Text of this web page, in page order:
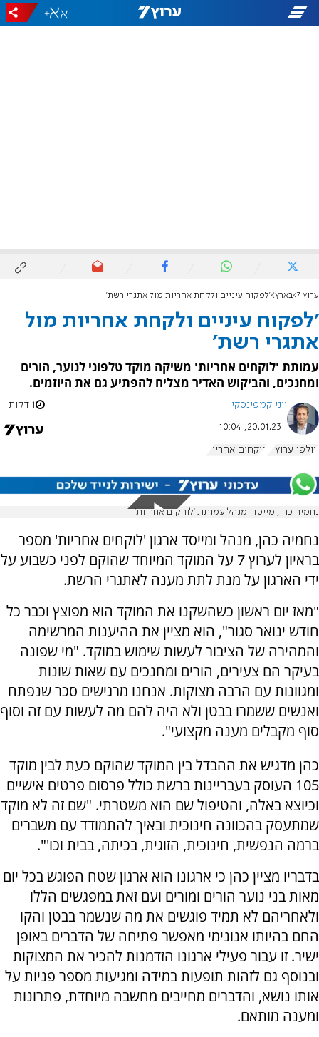
-
+
ערוץ 7 בארץ 'לפקוח עיניים ולקחת אחריות מול אתגרי רשת'
'לפקוח עיניים ולקחת אחריות מול
אתגרי רשת'
עמותת 'לוקחים אחריות' משיקה מוקד טלפוני לנוער, הורים
ומחנכים, והביקוש האדיר מצליח להפתיע גם את היוזמים.
יוני קמפינסקי 1 דקות
20.01.23, 10:04
אולפן ערוץ 7 לוקחים אחריות
נחמיה כהן, מייסד ומנהל עמותת 'לוחקים אחריות'
נחמיה כהן, מנהל ומייסד ארגון 'לוקחים אחריות' מספר
בראיון לערוץ 7 על המוקד המיוחד שהוקם לפני כשבוע על
ידי הארגון על מנת לתת מענה לאתגרי הרשת.
"מאז יום ראשון כשהשקנו את המוקד הוא מפוצץ וכבר כל
חודש ינואר סגור", הוא מציין את ההיענות המרשימה
והמהירה של הציבור לעשות שימוש במוקד. "מי שפונה
בעיקר הם צעירים, הורים ומחנכים עם שאות שונות
ומגוונות עם הרבה מצוקות. אנחנו מרגישים סכר שנפתח
ואנשים ששמרו בבטן ולא היה להם מה לעשות עם זה וסוף
סוף מקבלים מענה מקצועי".
כהן מדגיש את ההבדל בין המוקד שהוקם כעת לבין מוקד
105 העוסק בעבריינות ברשת כולל פרסום פרטים אישיים
וכיוצא באלה, והטיפול שם הוא משטרתי. "שם זה לא מוקד
שמתעסק בהכוונה חינוכית ובאיך להתמודד עם משברים
ברמה הנפשית, חינוכית, הזוגית, בכיתה, בבית וכו'".
בדבריו מציין כהן כי ארגונו הוא ארגון שטח הפוגש בכל יום
מאות בני נוער הורים ומורים ועם זאת במפגשים הללו
ולאחריהם לא תמיד פוגשים את מה שנשמר בבטן והקו
החם בהיותו אנונימי מאפשר פתיחה של הדברים באופן
ישיר. זו עבור פעילי ארגונו הזדמנות להכיר את המצוקות
ובנוסף גם לזהות תופעות במידה ומגיעות מספר פניות על
אותו נושא, והדברים מחייבים מחשבה מיוחדת, פתרונות
ומענה מותאם.